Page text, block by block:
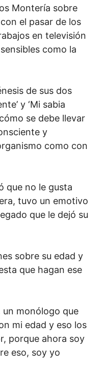
Montería sobre
el pasar de los
en televisión
como la
de sus dos
y ‘Mi sabia
se debe llevar
y
como con
que no le gusta
tuvo un emotivo
que le dejó su
sobre su edad y
que hagan ese
un monólogo que
mi edad y eso los
porque ahora soy
eso, soy yo